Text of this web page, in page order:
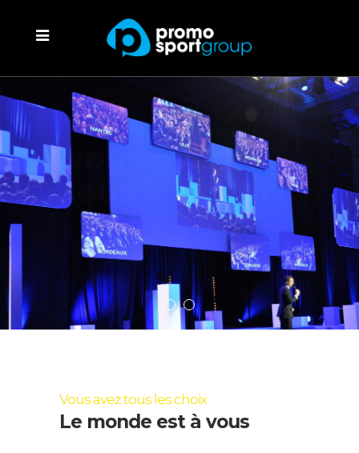
Au coeur
de vos
évènements…
Une équipe expérimentée vous
accompagne sur le terrain.
Vous avez tous les choix
Le monde est à vous